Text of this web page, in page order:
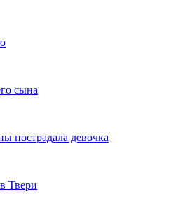
сына
пострадала девочка
Твери